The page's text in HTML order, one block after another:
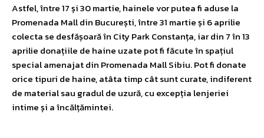
Astfel, între 17 și 30 martie, hainele vor putea fi aduse la
Promenada Mall din București, între 31 martie și 6 aprilie
colecta se desfășoară în City Park Constanța, iar din 7 în 13
aprilie donațiile de haine uzate pot fi făcute în spațiul
special amenajat din Promenada Mall Sibiu. Pot fi donate
orice tipuri de haine, atâta timp cât sunt curate, indiferent
de material sau gradul de uzură, cu excepția lenjeriei
intime și a încălțămintei.